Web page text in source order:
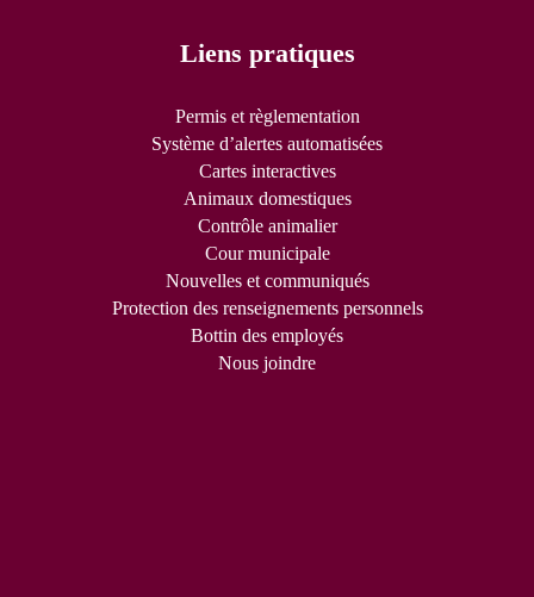
Liens pratiques
Permis et règlementation
Système d’alertes automatisées
Cartes interactives
Animaux domestiques
Contrôle animalier
Cour municipale
Nouvelles et communiqués
Protection des renseignements personnels
Bottin des employés
Nous joindre